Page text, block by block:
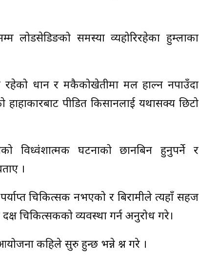
लोडसेडिङको समस्या व्यहोरिरहेका हुम्लाका
रहेको धान र मकैकोखेतीमा मल हाल्न नपाउँदा
पीडित किसानलाई यथासक्य छिटो
विध्वंशात्मक घटनाको छानबिन हुनुपर्ने र
।
चिकित्सक नभएको र बिरामीले त्यहाँ सहज
चिकित्सकको व्यवस्था गर्न अनुरोध गरे।
कहिले सुरु हुन्छ भन्ने प्रश्न गरे ।